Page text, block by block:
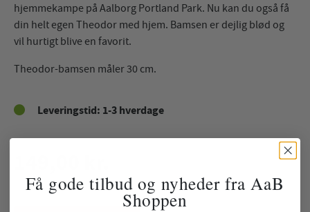
hjemmekampe på Aalborg Portland Park. Nu kan du også få
din helt egen Theodor med hjem. Bamsen er dejlig blød og
vil hurtigt blive en favorit.
Theodor-bamsen måler 30 cm.
Leveringstid: 1-3 hverdage
ekskl. fragt
Få gode tilbud og nyheder fra AaB
Shoppen